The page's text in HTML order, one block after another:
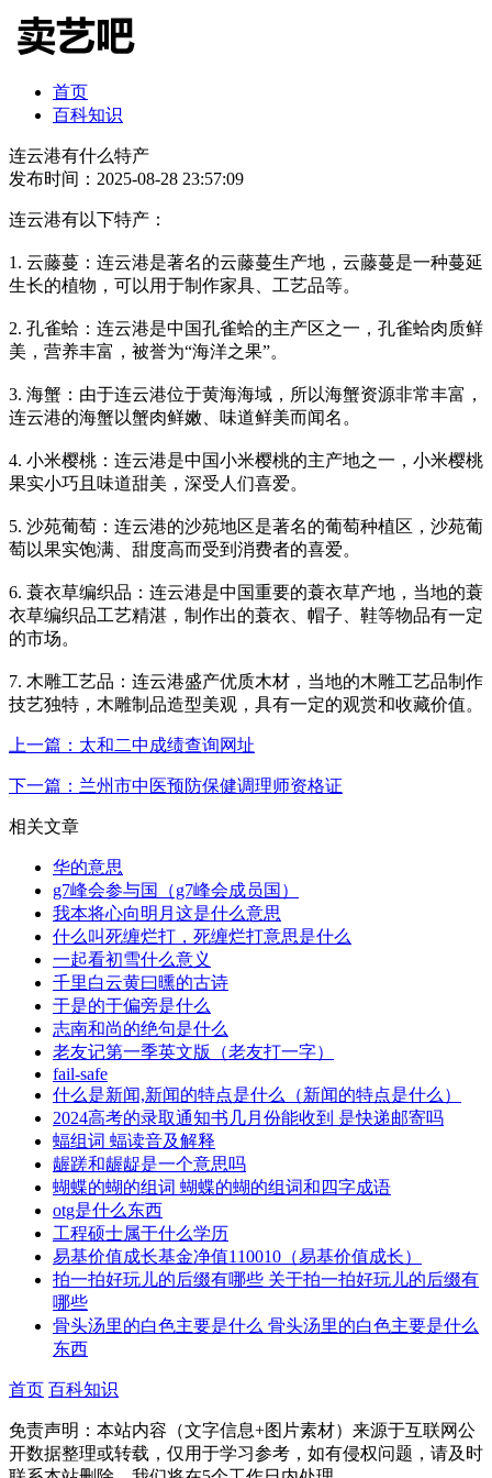
首页
百科知识
连云港有什么特产
发布时间：2025-08-28 23:57:09
连云港有以下特产：
1. 云藤蔓：连云港是著名的云藤蔓生产地，云藤蔓是一种蔓延
生长的植物，可以用于制作家具、工艺品等。
2. 孔雀蛤：连云港是中国孔雀蛤的主产区之一，孔雀蛤肉质鲜
美，营养丰富，被誉为“海洋之果”。
3. 海蟹：由于连云港位于黄海海域，所以海蟹资源非常丰富，
连云港的海蟹以蟹肉鲜嫩、味道鲜美而闻名。
4. 小米樱桃：连云港是中国小米樱桃的主产地之一，小米樱桃
果实小巧且味道甜美，深受人们喜爱。
5. 沙苑葡萄：连云港的沙苑地区是著名的葡萄种植区，沙苑葡
萄以果实饱满、甜度高而受到消费者的喜爱。
6. 蓑衣草编织品：连云港是中国重要的蓑衣草产地，当地的蓑
衣草编织品工艺精湛，制作出的蓑衣、帽子、鞋等物品有一定
的市场。
7. 木雕工艺品：连云港盛产优质木材，当地的木雕工艺品制作
技艺独特，木雕制品造型美观，具有一定的观赏和收藏价值。
上一篇：太和二中成绩查询网址
下一篇：兰州市中医预防保健调理师资格证
相关文章
华的意思
g7峰会参与国（g7峰会成员国）
我本将心向明月这是什么意思
什么叫死缠烂打，死缠烂打意思是什么
一起看初雪什么意义
千里白云黄曰曛的古诗
于是的于偏旁是什么
志南和尚的绝句是什么
老友记第一季英文版（老友打一字）
fail-safe
什么是新闻,新闻的特点是什么（新闻的特点是什么）
2024高考的录取通知书几月份能收到 是快递邮寄吗
蝠组词 蝠读音及解释
龌蹉和龌龊是一个意思吗
蝴蝶的蝴的组词 蝴蝶的蝴的组词和四字成语
otg是什么东西
工程硕士属于什么学历
易基价值成长基金净值110010（易基价值成长）
拍一拍好玩儿的后缀有哪些 关于拍一拍好玩儿的后缀有
哪些
骨头汤里的白色主要是什么 骨头汤里的白色主要是什么
东西
首页 百科知识
免责声明：本站内容（文字信息+图片素材）来源于互联网公
开数据整理或转载，仅用于学习参考，如有侵权问题，请及时